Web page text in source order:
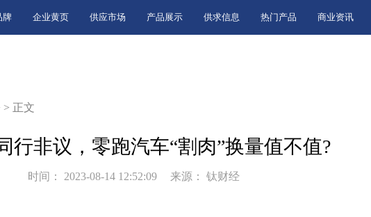
牌 企业黄页 供应市场 产品展示 供求信息 热门产品 商业资讯
> 正文
行非议，零跑汽车“割肉”换量值不值?
时间： 2023-08-14 12:52:09 来源： 钛财经